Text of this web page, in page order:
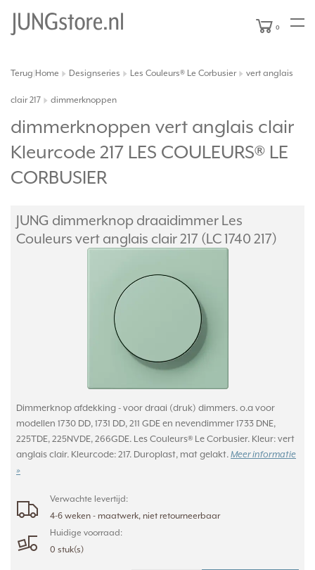
0
Terug Home Designseries Les Couleurs® Le Corbusier vert anglais
clair 217 dimmerknoppen
dimmerknoppen vert anglais clair
Kleurcode 217 LES COULEURS® LE
CORBUSIER
JUNG dimmerknop draaidimmer Les
Couleurs vert anglais clair 217 (LC 1740 217)
Dimmerknop afdekking - voor draai (druk) dimmers. o.a voor
modellen 1730 DD, 1731 DD, 211 GDE en nevendimmer 1733 DNE,
225TDE, 225NVDE, 266GDE. Les Couleurs® Le Corbusier. Kleur: vert
anglais clair. Kleurcode: 217. Duroplast, mat gelakt. Meer informatie
»
Verwachte levertijd:
4-6 weken - maatwerk, niet retourneerbaar
Huidige voorraad:
0 stuk(s)